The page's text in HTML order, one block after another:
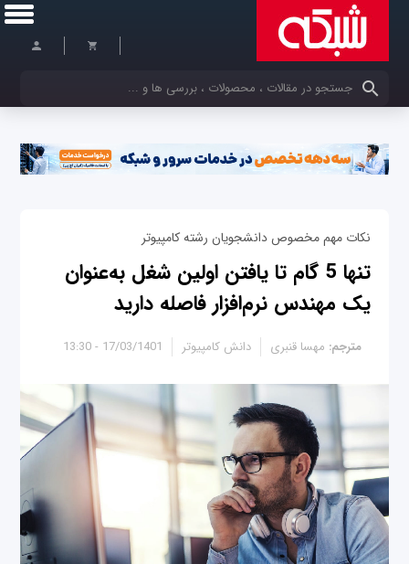
کلمات کلیدی خود را وارد کنید
نکات مهم مخصوص دانشجویان رشته کامپیوتر
تنها 5 گام تا یافتن اولین شغل به‌عنوان
یک مهندس نرم‌افزار فاصله دارید
17/03/1401 - 13:30 مترجم: مهسا قنبری دانش کامپیوتر